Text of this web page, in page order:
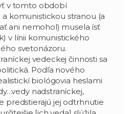
v tomto období
komunistickou stranou (a
ani nemohol) musela ísť
v línii komunistického
svetonázoru.
vedeckej činnosti sa
Podľa nového
biológovia heslami
nadstraníckej,
predstierajú jej odtrhnutie